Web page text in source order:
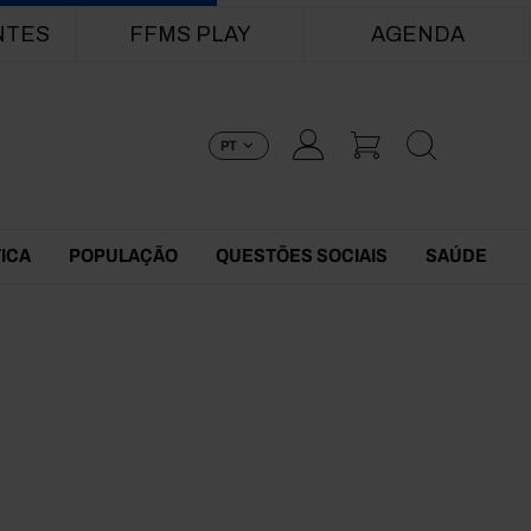
FFMS PLAY AGENDA
PT
POPULAÇÃO QUESTÕES SOCIAIS SAÚDE